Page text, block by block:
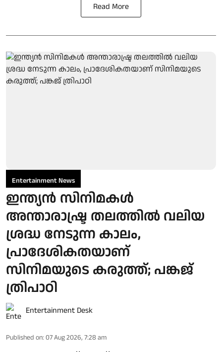
Read More
Entertainment News
ഇന്ത്യൻ സിനിമകൾ
അന്താരാഷ്ട്ര തലത്തിൽ വലിയ
ശ്രദ്ധ നേടുന്ന കാലം,
പ്രാദേശികതയാണ്
സിനിമയുടെ കരുത്ത്; പങ്കജ്
ത്രിപാഠി
Entertainment Desk
Published on: 07 Aug 2026, 7:28 am